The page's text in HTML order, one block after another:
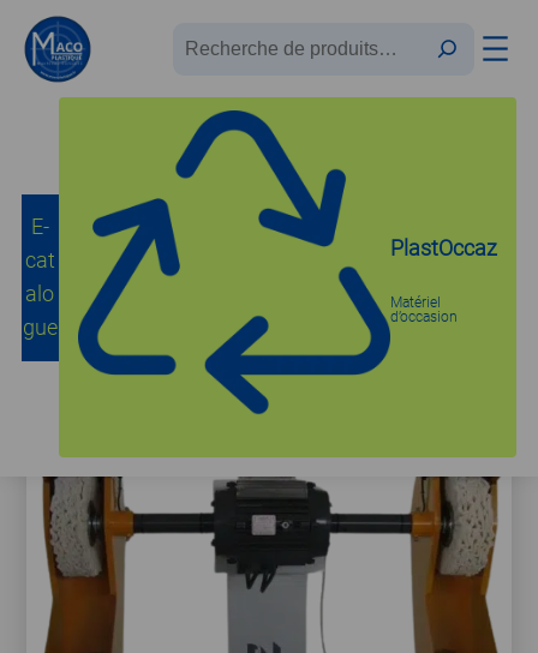
Recherche
E-
cat
alo
gue
PlastOccaz
Matériel
d’occasion
Accueil /Polisseuses Tourets à Polir / PL POLISSAGE PLEXI